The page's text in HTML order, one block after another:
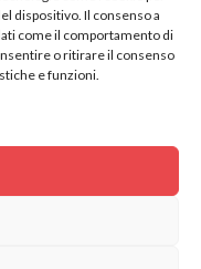
dispositivo. Il consenso a
come il comportamento di
o ritirare il consenso
e funzioni.
Reserved.
Monte, 56020 (PI)